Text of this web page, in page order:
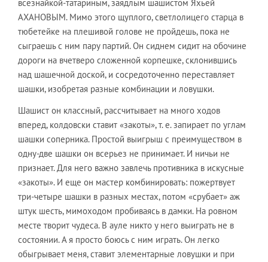
всезнайкой-татариным, заядлым шашистом Яхьей
АХАНОВЫМ. Мимо этого щуплого, светлолицего старца в
тюбетейке на плешивой голове не пройдешь, пока не
сыграешь с ним пару партий. Он сиднем сидит на обочине
дороги на вчетверо сложенной корпешке, склонившись
над шашечной доской, и сосредоточенно переставляет
шашки, изобретая разные комбинации и ловушки.
Шашист он классный, рассчитывает на много ходов
вперед, колдовски ставит «закоты», т. е. запирает по углам
шашки соперника. Простой выигрыш с преимуществом в
одну-две шашки он всерьез не принимает. И ничьи не
признает. Для него важно завлечь противника в искусные
«закоты». И еще он мастер комбинировать: пожертвует
три-четыре шашки в разных местах, потом «срубает» аж
штук шесть, мимоходом пробиваясь в дамки. На ровном
месте творит чудеса. В ауле никто у него выиграть не в
состоянии. А я просто боюсь с ним играть. Он легко
обыгрывает меня, ставит элементарные ловушки и при